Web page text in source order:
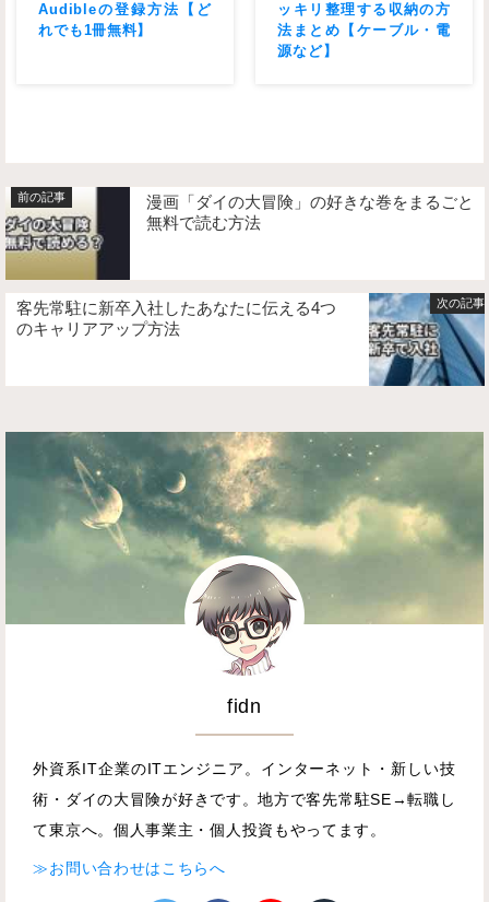
Audibleの登録方法【ど
れでも1冊無料】
ッキリ整理する収納の方
法まとめ【ケーブル・電
源など】
漫画「ダイの大冒険」の好きな巻をまるごと
無料で読む方法
客先常駐に新卒入社したあなたに伝える4つ
のキャリアアップ方法
fidn
外資系IT企業のITエンジニア。インターネット・新しい技
術・ダイの大冒険が好きです。地方で客先常駐SE→転職し
て東京へ。個人事業主・個人投資もやってます。
≫お問い合わせはこちらへ